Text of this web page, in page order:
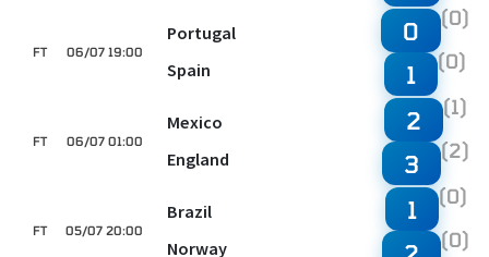
06/07 19:00
FT
Portugal
Spain
0 (0)
1 (0)
06/07 01:00
FT
Mexico
England
2 (1)
3 (2)
05/07 20:00
FT
Brazil
Norway
1 (0)
(0)